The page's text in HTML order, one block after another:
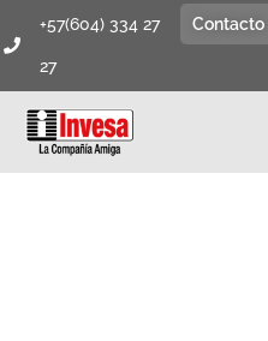
+57(604) 334 27
27
Contacto